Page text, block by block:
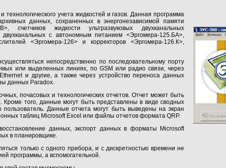
учета жидкостей и газов. Данная программа
данных, сохраненных в энергонезависимой памяти
счетчиков жидкости ультразвуковых двухканальных
двухканальных с автономным питанием <Эргомера-125.БА>,
<Эргомера-126> и корректоров <Эргомера-126.К>,
непосредственно по последовательному порту
или выделенных линиях, по GSM или радио связи, через
и другие, а также через устройство переноса данных
данных Paradox.
почасовых и технологических отчетов. Отчет может быть
Кроме того, данные могут быть представлены в виде сводных
Данные отчета могут быть выведены на экран
таблиц Microsoft Excel или файлы отчетов формата QRP.
данных, экспорт данных в форматы Microsoft
в планировщике.
только с одного прибора, и с дискретностью времени не
программы, а вспомогательной.